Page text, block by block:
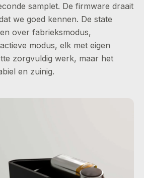
samplet. De firmware draait
we goed kennen. De state
over fabrieksmodus,
modus, elk met eigen
zorgvuldig werk, maar het
en zuinig.